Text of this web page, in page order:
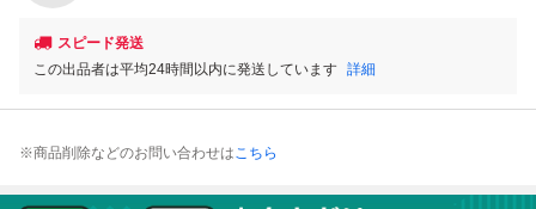
スピード発送
この出品者は平均24時間以内に発送しています 詳細
※商品削除などのお問い合わせはこちら